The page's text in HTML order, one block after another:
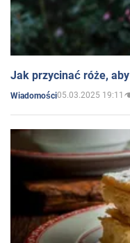
Jak przycinać róże,
Wiadomości05.03.2025 19:11